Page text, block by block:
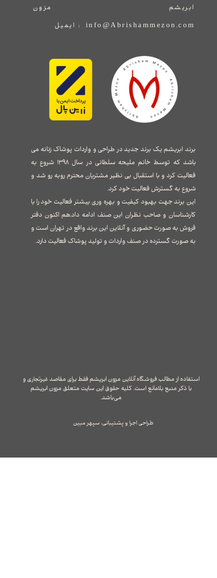
برند ابریشم یک برند جدید در طراحی و واردات پوشاک زنانه می
باشد که توسط خانم ملیحه سلطانی در سال ۱۳۹۸ شروع به
فعالیت کرد و با استقبال بی نظیر مشتریان محترم روبه رو شد و
شروع به گسترش فعالیت خود کرد.
این برند جهت بهبود کیفیت و بهره وری بیشتر فعالیت خود را با
کارشناسان و صاحب نظران این صنف ادامه داد.هم اکنون دفتر
فروش به صورت حضوری و آنلاین این برند واقع در تهران است و
به صورت گسترده در صنف واردات و تولید پوشاک فعالیت دارد.
طراحی اجرا و پشتیبانی: سپهر مبین
استفاده از مطالب فروشگاه آنلاین مزون ابریشم فقط برای مقاصد غیرتجاری و
با ذکر منبع بلامانع است. کلیه حقوق این سایت متعلق مزون ابریشم
می‌باشد.
ابریشم مزون
info@Abrishammezon.com : ایمیل